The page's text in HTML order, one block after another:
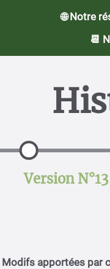
🌐 Notre
📆
Version
Modifs apportées par